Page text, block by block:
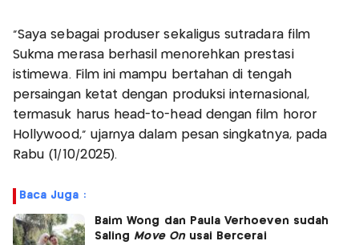
“Saya sebagai produser sekaligus sutradara film
Sukma merasa berhasil menorehkan prestasi
istimewa. Film ini mampu bertahan di tengah
persaingan ketat dengan produksi internasional,
termasuk harus head-to-head dengan film horor
Hollywood,” ujarnya dalam pesan singkatnya, pada
Rabu (1/10/2025).
Baca Juga :
Baim Wong dan Paula Verhoeven sudah
Saling Move Onusai Bercerai